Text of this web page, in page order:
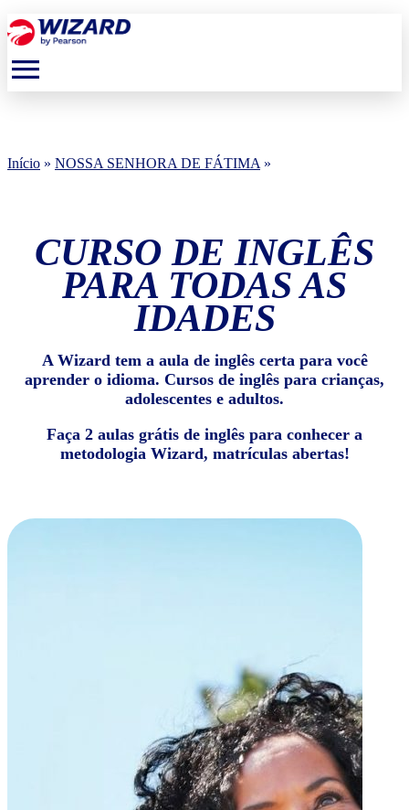
menu
Início » NOSSA SENHORA DE FÁTIMA »
CURSO DE INGLÊS
PARA TODAS AS
IDADES
A Wizard tem a aula de inglês certa para você
aprender o idioma. Cursos de inglês para crianças,
adolescentes e adultos.
Faça 2 aulas grátis de inglês para conhecer a
metodologia Wizard, matrículas abertas!